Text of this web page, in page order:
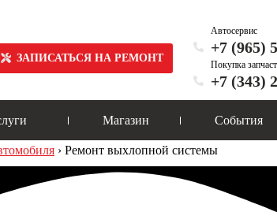
ЗАПИСАТЬСЯ НА РЕМОНТ
Автосервис
+7 (965)
Покупка
+7 (343)
Магазин События
› Ремонт выхлопной системы